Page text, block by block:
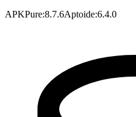
APKPure:8.7.6Aptoide:6.4.0